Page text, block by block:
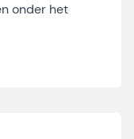
onder het